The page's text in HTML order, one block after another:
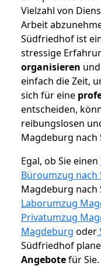
Vielzahl von
Arbeit
Südfriedhof ist
stressige
organisieren
einfach die Zeit,
sich für eine
entscheiden,
reibungslosen
Magdeburg
Egal, ob Sie einen
Büroumzug
Magdeburg nach
Laborumzug
Privatumzug
Magdeburg oder
Südfriedhof
Angebotefür Sie.